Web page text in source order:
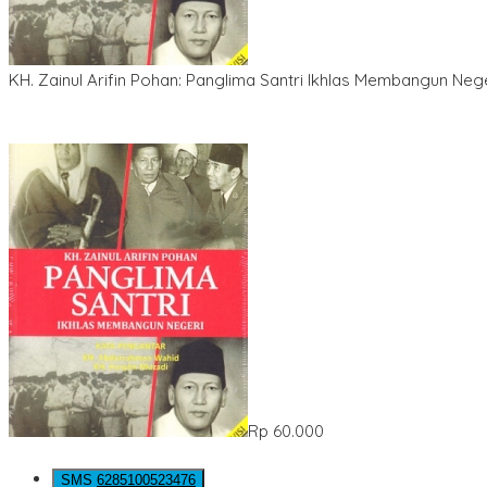
KH. Zainul Arifin Pohan: Panglima Santri Ikhlas Membangun
Rp 60.000
SMS 6285100523476